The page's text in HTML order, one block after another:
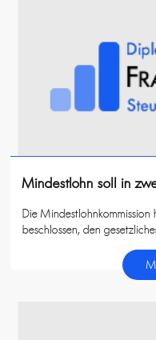
Mindestlohn soll in
Die
beschlossen, den